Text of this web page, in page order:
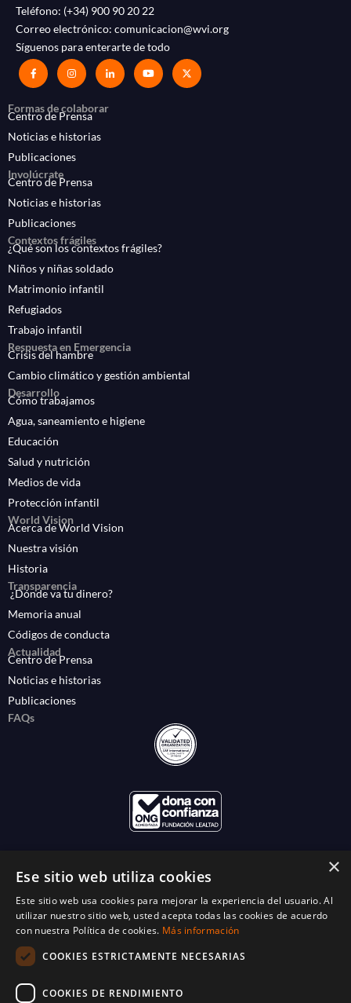
Teléfono: (+34) 900 90 20 22
Correo electrónico: comunicacion@wvi.org
Síguenos para enterarte de todo
Formas de colaborar
Centro de Prensa
Noticias e historias
Publicaciones
Involúcrate
Centro de Prensa
Noticias e historias
Publicaciones
Contextos frágiles
¿Qué son los contextos frágiles?
Niños y niñas soldado
Matrimonio infantil
Refugiados
Trabajo infantil
Respuesta en Emergencia
Crisis del hambre
Cambio climático y gestión ambiental
Desarrollo
Cómo trabajamos
Agua, saneamiento e higiene
Educación
Salud y nutrición
Medios de vida
Protección infantil
World Vision
Acerca de World Vision
Nuestra visión
Historia
Transparencia
¿Dónde va tu dinero?
Memoria anual
Códigos de conducta
Actualidad
Centro de Prensa
Noticias e historias
Publicaciones
FAQs
×
Ese sitio web utiliza cookies
Este sitio web usa cookies para mejorar la experiencia del usuario. Al
utilizar nuestro sitio web, usted acepta todas las cookies de acuerdo
con nuestra Política de cookies. Más información
COOKIES ESTRICTAMENTE NECESARIAS
COOKIES DE RENDIMIENTO